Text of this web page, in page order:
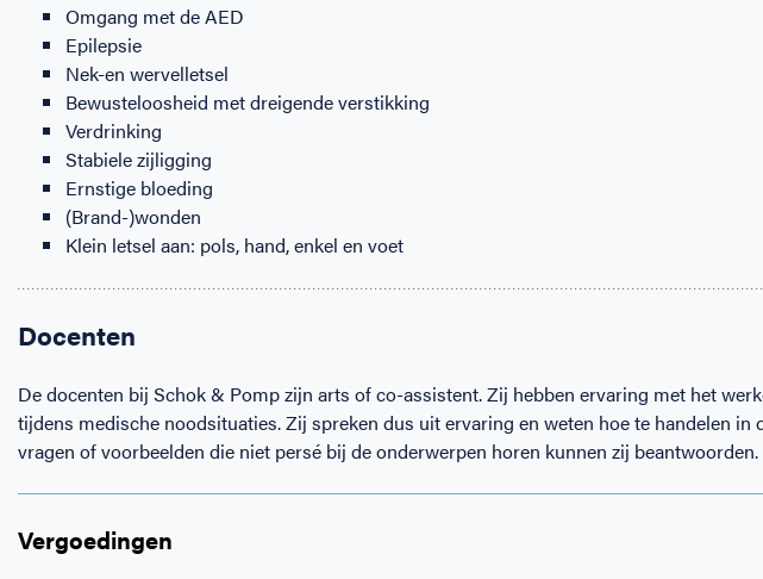
Omgang met de AED
Epilepsie
Nek-en wervelletsel
Bewusteloosheid met dreigende verstikking
Verdrinking
Stabiele zijligging
Ernstige bloeding
(Brand-)wonden
Klein letsel aan: pols, hand, enkel en voet
Docenten
De docenten bij Schok & Pomp zijn arts of co-assistent. Zij hebben ervaring met het
tijdens medische noodsituaties. Zij spreken dus uit ervaring en weten hoe te handelen in
vragen of voorbeelden die niet persé bij de onderwerpen horen kunnen zij beantwoorden.
Vergoedingen